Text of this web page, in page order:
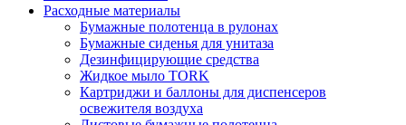
Расходные материалы
Бумажные полотенца в рулонах
Бумажные сиденья для унитаза
Дезинфицирующие средства
Жидкое мыло TORK
Картриджи и баллоны для диспенсеров
освежителя воздуха